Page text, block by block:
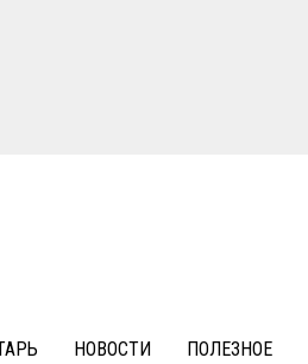
НОВОСТИ ПОЛЕЗНОЕ